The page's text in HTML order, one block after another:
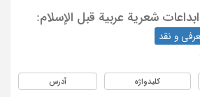
شعریة عربیة قبل الإسلام:
و نقد
کلیدواژه آدرس